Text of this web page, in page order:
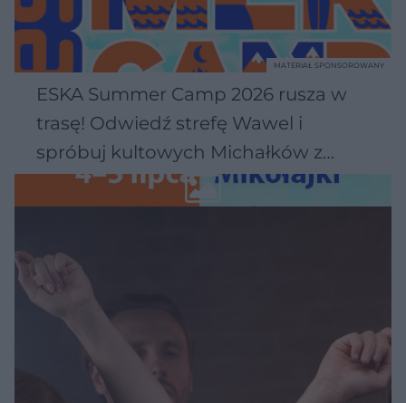
ESKA Summer Camp 2026 rusza w
trasę! Odwiedź strefę Wawel i
spróbuj kultowych Michałków z
Wawelu
MATERIAŁ SPONSOROWANY